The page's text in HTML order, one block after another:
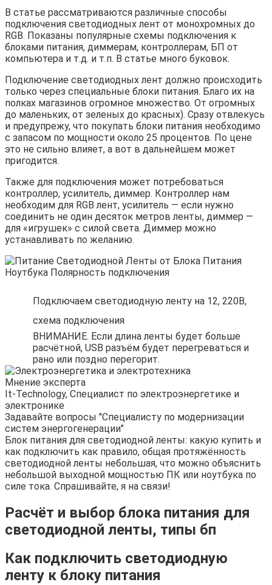
В статье рассматриваются различные способы
подключения светодиодных лент от монохромных до
RGB. Показаны популярные схемы подключения к
блоками питания, диммерам, контроллерам, БП от
компьютера и т.д. и т.п. В статье много буковок.
Подключение светодиодных лент должно происходить
только через специальные блоки питания. Благо их на
полках магазинов огромное множество. От огромных
до маленьких, от зеленых до красных). Сразу отвлекусь
и предупрежу, что покупать блоки питания необходимо
с запасом по мощности около 25 процентов. По цене
это не сильно влияет, а вот в дальнейшем может
пригодится.
Также для подключения может потребоваться
контроллер, усилитель, диммер. Контроллер нам
необходим для RGB лент, усилитель — если нужно
соединить не один десяток метров ленты, диммер —
для «игрушек» с силой света. Диммер можно
устанавливать по желанию.
Подключаем светодиодную ленту на 12, 220В,
схема подключения
ВНИМАНИЕ. Если длина ленты будет больше
расчётной, USB разъём будет перегреваться и
рано или поздно перегорит.
Мнение эксперта
It-Technology, Cпециалист по электроэнергетике и
электронике
Задавайте вопросы "Специалисту по модернизации
систем энергогенерации"
Блок питания для светодиодной ленты: какую купить и
как подключить как правило, общая протяжённость
светодиодной ленты небольшая, что можно объяснить
небольшой выходной мощностью ПК или ноутбука по
силе тока. Спрашивайте, я на связи!
Расчёт и выбор блока питания для
светодиодной ленты, типы бп
Как подключить светодиодную
ленту к блоку питания